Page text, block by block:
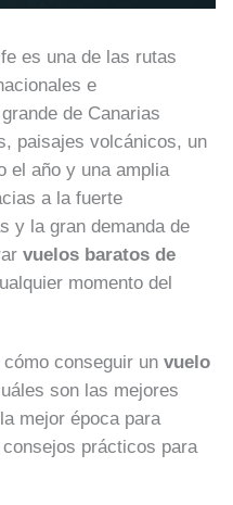
es una de las rutas
e
de Canarias
paisajes volcánicos, un
el año y una amplia
a la fuerte
y la gran demanda de
vuelos baratos de
momento del
conseguir un vuelo
son las mejores
mejor época para
prácticos para